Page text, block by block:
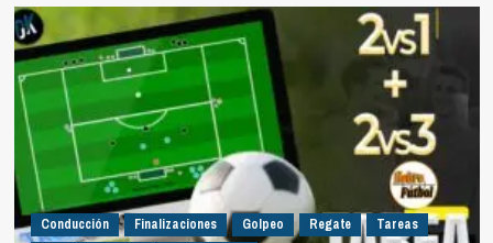
Conducción Finalizaciones Golpeo Regate
Tareas